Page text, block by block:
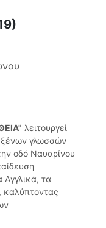
λειτουργεί
ξένων γλωσσών
οδό Ναυαρίνου
τα
καλύπτοντας